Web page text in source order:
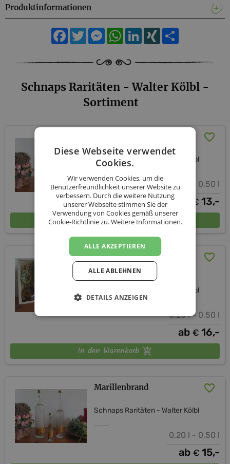
Produktinformationen
Facebook
TwitterMessengerWhatsApp
LinkedIn
XING
Schnaps Raritäten - Walter Kölbl -
Sortiment
Schnaps Raritäten - Walter Kölbl
0,20 l - 0,50 l
€ 13,-
In den Warenkorb
Edelobstler in der
Geschenkflasche
Schnaps Raritäten - Walter Kölbl
0,20 l - 0,50 l
ab € 16,-
In den Warenkorb
Marillenbrand
Schnaps Raritäten - Walter Kölbl
0,20 l - 0,50 l
ab € 15,-
Diese Webseite verwendet
Cookies.
Wir verwenden Cookies, um die
Benutzerfreundlichkeit unserer Website zu
verbessern. Durch die weitere Nutzung
unserer Webseite stimmen Sie der
Verwendung von Cookies gemäß unserer
Cookie-Richtlinie zu.Weitere Informationen.
ALLE AKZEPTIEREN
ALLE ABLEHNEN
DETAILS ANZEIGEN